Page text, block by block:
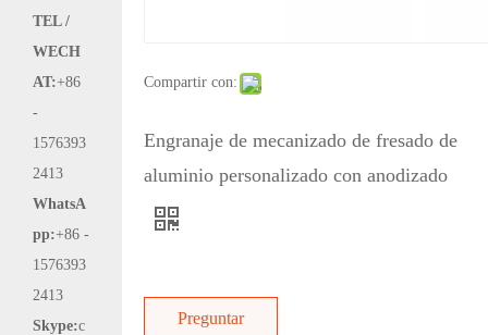
TEL /
WECH
AT:+86
-
1576393
2413
WhatsA
pp:+86 -
1576393
2413
Skype:c
Compartir con:
Engranaje de mecanizado de fresado de
aluminio personalizado con anodizado
Preguntar